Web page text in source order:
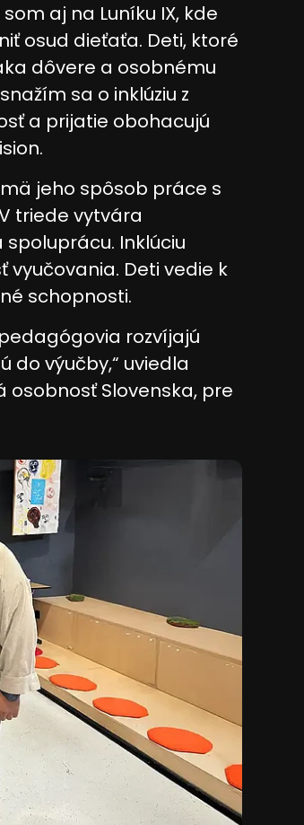
aj na Luníku IX, kde
osud dieťaťa. Deti, ktoré
dôvere a osobnému
sa o inklúziu z
a prijatie obohacujú
jeho spôsob práce s
triede vytvára
Inklúciu
vyučovania. Deti vedie k
schopnosti.
rozvíjajú
do výučby,“ uviedla
osobnosť Slovenska, pre